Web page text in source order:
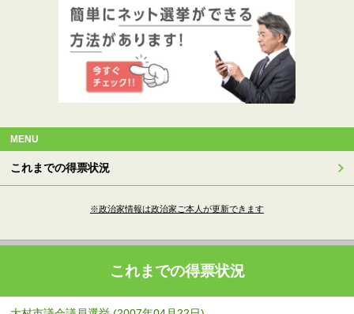
MENU
これまでの得票状況
※政治家情報は政治家ご本人が更新できます
これまでの得票状況